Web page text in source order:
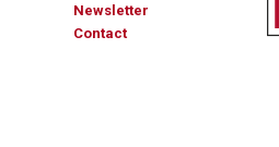
Newsletter
Contact